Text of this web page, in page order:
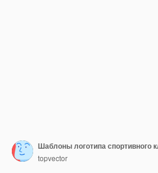
topvector